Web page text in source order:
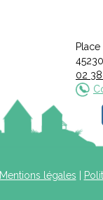
02 38
Mentions légales